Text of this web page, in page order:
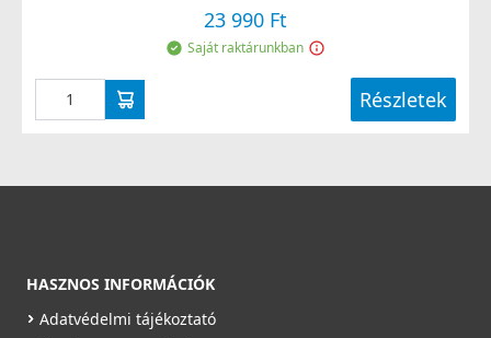
23 990 Ft
Saját raktárunkban
Részletek
HASZNOS INFORMÁCIÓK
Adatvédelmi tájékoztató